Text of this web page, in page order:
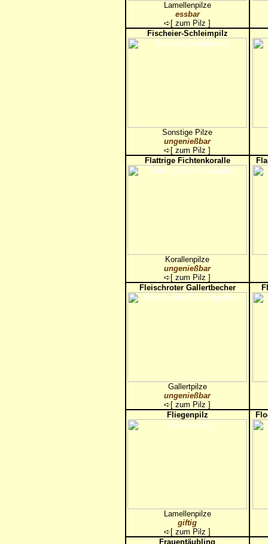
Lamellenpilze
essbar
➪[ zum Pilz ]
Fischeier-Schleimpilz
Sonstige Pilze
ungenießbar
➪[ zum Pilz ]
Flattrige Fichtenkoralle
Korallenpilze
ungenießbar
➪[ zum Pilz ]
Fleischroter Gallertbecher
Gallertpilze
ungenießbar
➪[ zum Pilz ]
Fliegenpilz
Lamellenpilze
giftig
➪[ zum Pilz ]
Frauentäubling